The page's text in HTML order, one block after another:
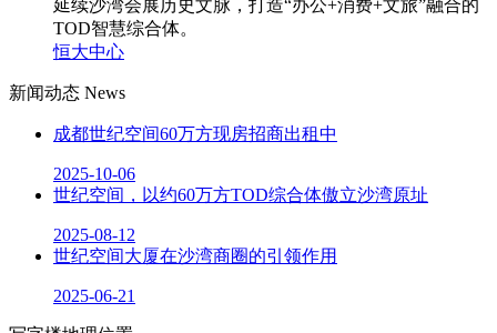
延续沙湾会展历史文脉，打造“办公+消费+文旅”融合的
TOD智慧综合体。
恒大中心
新闻动态 News
成都世纪空间60万方现房招商出租中
2025-10-06
世纪空间，以约60万方TOD综合体傲立沙湾原址
2025-08-12
世纪空间大厦在沙湾商圈的引领作用
2025-06-21